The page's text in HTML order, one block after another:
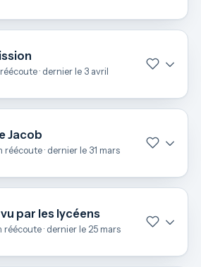
· dernier le 3 avril
Jacob
réécoute · dernier le 31 mars
par les lycéens
réécoute · dernier le 25 mars